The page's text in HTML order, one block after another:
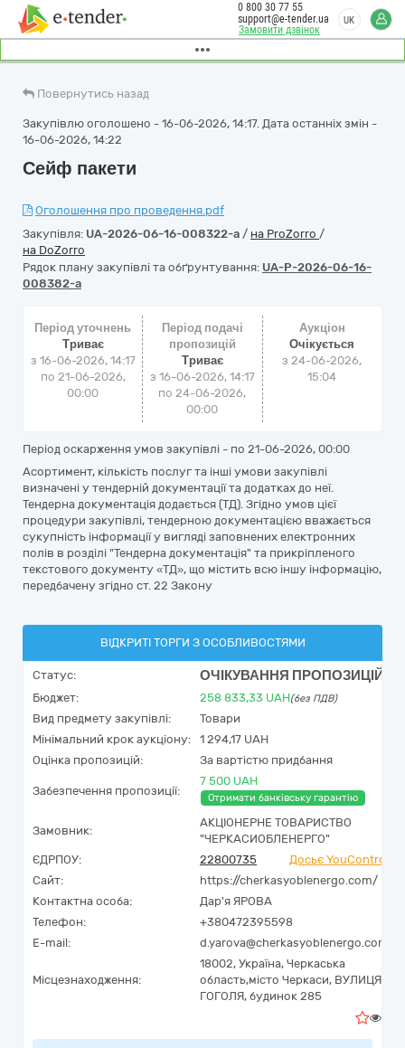
Замовити дзвінок
0 800 30 77 55
support@e-tender.ua
UK
Повернутись назад
Закупівлю оголошено - 16-06-2026, 14:17. Дата останніх змін -
16-06-2026, 14:22
Сейф пакети
Оголошення про проведення.pdf
Закупівля: UA-2026-06-16-008322-a / на ProZorro /
на DoZorro
Рядок плану закупівлі та обґрунтування: UA-P-2026-06-16-
008382-a
Період уточнень
Триває
з 16-06-2026, 14:17
по 21-06-2026,
00:00
Період подачі
пропозицій
Триває
з 16-06-2026, 14:17
по 24-06-2026,
00:00
Аукціон
Очікується
з24-06-2026,
15:04
Період оскарження умов закупівлі - по 21-06-2026, 00:00
Асортимент, кількість послуг та інші умови закупівлі
визначені у тендерній документації та додатках до неї.
Тендерна документація додається (ТД). Згідно умов цієї
процедури закупівлі, тендерною документацією вважається
сукупність інформації у вигляді заповнених електронних
полів в розділі "Тендерна документація" та прикріпленого
текстового документу «ТД», що містить всю іншу інформацію,
передбачену згідно ст. 22 Закону
ВІДКРИТІ ТОРГИ З ОСОБЛИВОСТЯМИ
Статус: ОЧІКУВАННЯ ПРОПОЗИЦІЙ
Бюджет: 258 833,33 UAH(без ПДВ)
Вид предмету закупівлі:
Товари
Мінімальний крок аукціону:
1 294,17 UAH
Оцінка пропозицій:
За вартістю придбання
Забезпечення пропозиції:
7 500 UAH
Отримати банківську гарантію
Замовник:
АКЦІОНЕРНЕ ТОВАРИСТВО
"ЧЕРКАСИОБЛЕНЕРГО"
ЄДРПОУ:
22800735
Досьє YouControl
Сайт:
https://cherkasyoblenergo.com/
Контактна особа:
Дар'я ЯРОВА
Телефон:
+380472395598
E-mail:
d.yarova@cherkasyoblenergo.com
Місцезнаходження:
18002, Україна, Черкаська
область,місто Черкаси, ВУЛИЦЯ
ГОГОЛЯ, будинок 285